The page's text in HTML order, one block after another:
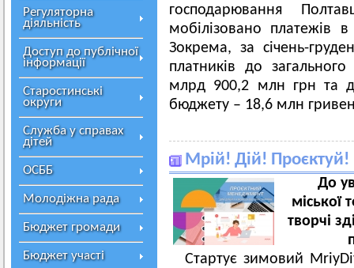
Регуляторна
діяльність
Доступ до публічної
інформації
Старостинські
округи
Служба у справах
дітей
ОСББ
Молодіжна рада
Бюджет громади
Бюджет участі
господарювання
мобілізовано
Зокрема, за січень-
платників до
млрд 900,2 млн грн та
бюджету – 18,6 млн
Мрій! Дій! Проєктуй!
До
міської
творчі
Стартує зимовий